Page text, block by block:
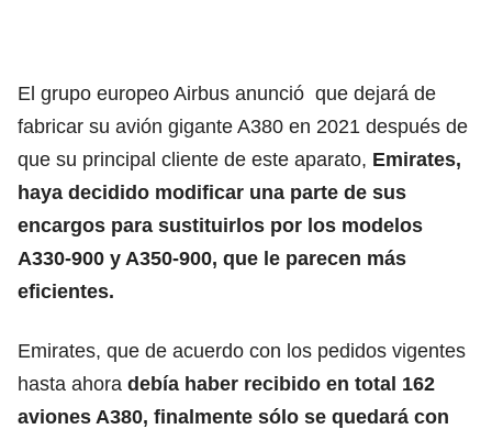
El grupo europeo Airbus anunció que dejará de
fabricar su avión gigante A380 en 2021 después de
que su principal cliente de este aparato, Emirates,
haya decidido modificar una parte de sus
encargos para sustituirlos por los modelos
A330-900 y A350-900, que le parecen más
eficientes.
Emirates, que de acuerdo con los pedidos vigentes
hasta ahora debía haber recibido en total 162
aviones A380, finalmente sólo se quedará con